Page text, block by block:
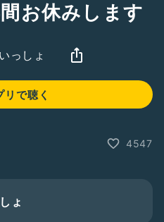
お休みします
っしょ
リで聴く
4547
ょ